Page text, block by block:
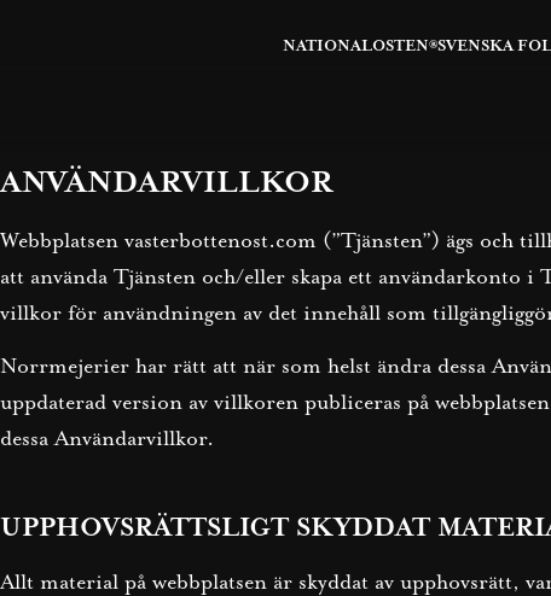
SVENSKA
NATIONALOSTEN®
ANVÄNDARVILLKOR
Webbplatsen vasterbottenost.com (”Tjänsten”) ägs och
att använda Tjänsten och/eller skapa ett användarkonto i
villkor för användningen av det innehåll som
Norrmejerier har rätt att när som helst ändra dessa
uppdaterad version av villkoren publiceras på
dessa Användarvillkor.
UPPHOVSRÄTTSLIGT SKYDDAT
Allt material på webbplatsen är skyddat av upphovsrätt,